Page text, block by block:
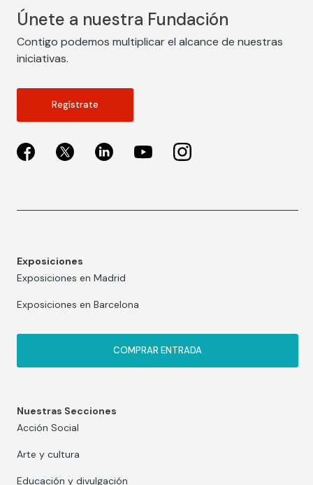
Únete a nuestra Fundación
Contigo podemos multiplicar el alcance de nuestras
iniciativas.
Regístrate
Exposiciones
Exposiciones en Madrid
Exposiciones en Barcelona
COMPRAR ENTRADA
Nuestras Secciones
Acción Social
Arte y cultura
Educación y divulgación